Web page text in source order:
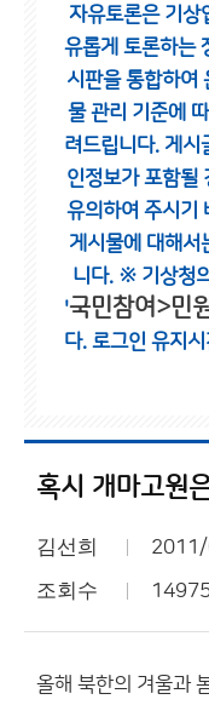
자유토론은 기상
유롭게 토론하는
시판을 통합하여
물 관리 기준에
려드립니다. 게시
인정보가 포함될
유의하여 주시기
게시물에 대해서
니다. ※ 기상청
'국민참여>민
다. 로그인 유지
김선희
조회수
올해 북한의 겨울과